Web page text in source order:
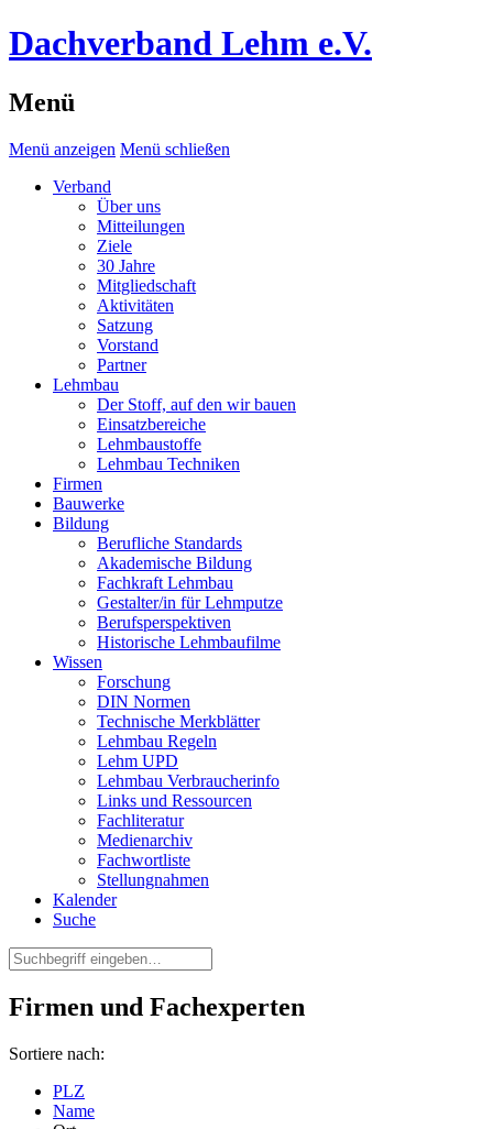
Dachverband Lehm e.V.
Menü
Menü anzeigen Menü schließen
Verband
Über uns
Mitteilungen
Ziele
30 Jahre
Mitgliedschaft
Aktivitäten
Satzung
Vorstand
Partner
Lehmbau
Der Stoff, auf den wir bauen
Einsatzbereiche
Lehmbaustoffe
Lehmbau Techniken
Firmen
Bauwerke
Bildung
Berufliche Standards
Akademische Bildung
Fachkraft Lehmbau
Gestalter/in für Lehmputze
Berufsperspektiven
Historische Lehmbaufilme
Wissen
Forschung
DIN Normen
Technische Merkblätter
Lehmbau Regeln
Lehm UPD
Lehmbau Verbraucherinfo
Links und Ressourcen
Fachliteratur
Medienarchiv
Fachwortliste
Stellungnahmen
Kalender
Suche
Firmen und Fachexperten
Sortiere nach:
PLZ
Name